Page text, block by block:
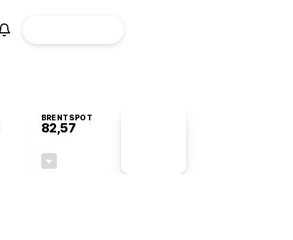
BRENTSPOT
82,57